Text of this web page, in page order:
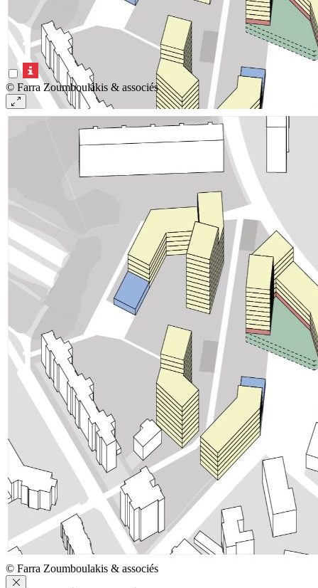
© Farra Zoumboulakis & associés
© Farra Zoumboulakis & associés